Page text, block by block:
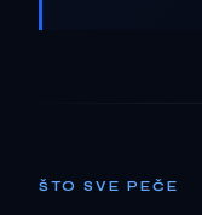
ŠTO SVE PEČE